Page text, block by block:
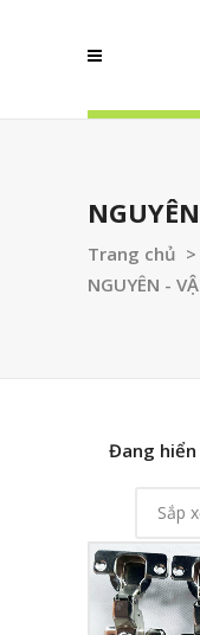
Trang chủ >
NGUYÊN -
Đang
Sắp